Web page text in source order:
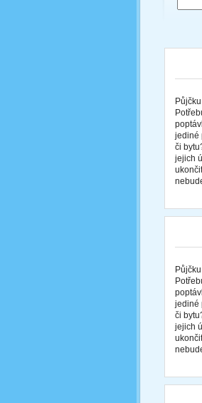
jediné
či
jejich
jediné
či
jejich